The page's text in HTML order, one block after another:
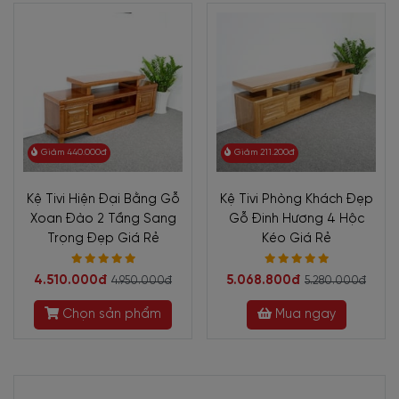
+ Đặc điểm của tủ gỗ để tivi
gỗ sồi hiện đại
- Thiết kế hướng đến tính ứng dụng
cao
Tủ gỗ để tivi phòng khách KTV-1358
được đơn giản hóa về đường nét,
hạn chế các chi tiết cầu kỳ gây rối mắt mà tập trung đến độ tinh tế, trau
tủ gỗ để tivi
được hoàn thiện dạng khối, hình hộp với các
đường nét vuông vắn, góc cạnh. Sự sắp xếp khéo léo của những góc bo,
chân vai tủ, kệ lưng tạo nên sự cân bằng và hài hòa giữa các chi tiết.
Tủ chia thành 2 kệ gồm 1 mặt tầng để kệ tivi, 1 hộc để đồ trang trí và
Giảm 440.000đ
Kệ Tivi Hiện Đại Bằng Gỗ
Xoan Đào 2 Tầng Sang
Trọng Đẹp Giá Rẻ
4.510.000đ 4.950.000đ
Chọn sản phẩm
Giảm 211.200đ
Kệ Tivi Phòng Khách Đẹp
Gỗ Đinh Hương 4 Hộc
Kéo Giá Rẻ
5.068.800đ 5.280.000đ
Mua ngay